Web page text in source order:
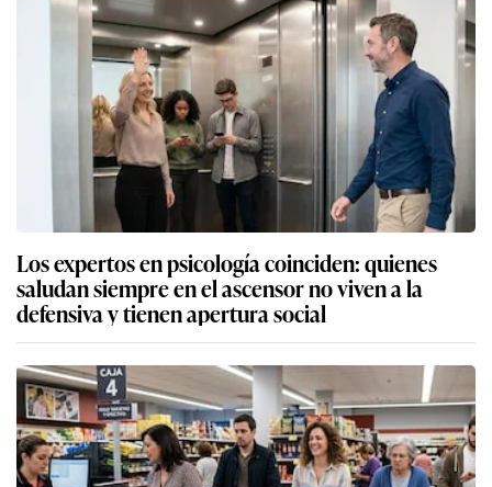
Los expertos en psicología coinciden: quienes
saludan siempre en el ascensor no viven a la
defensiva y tienen apertura social